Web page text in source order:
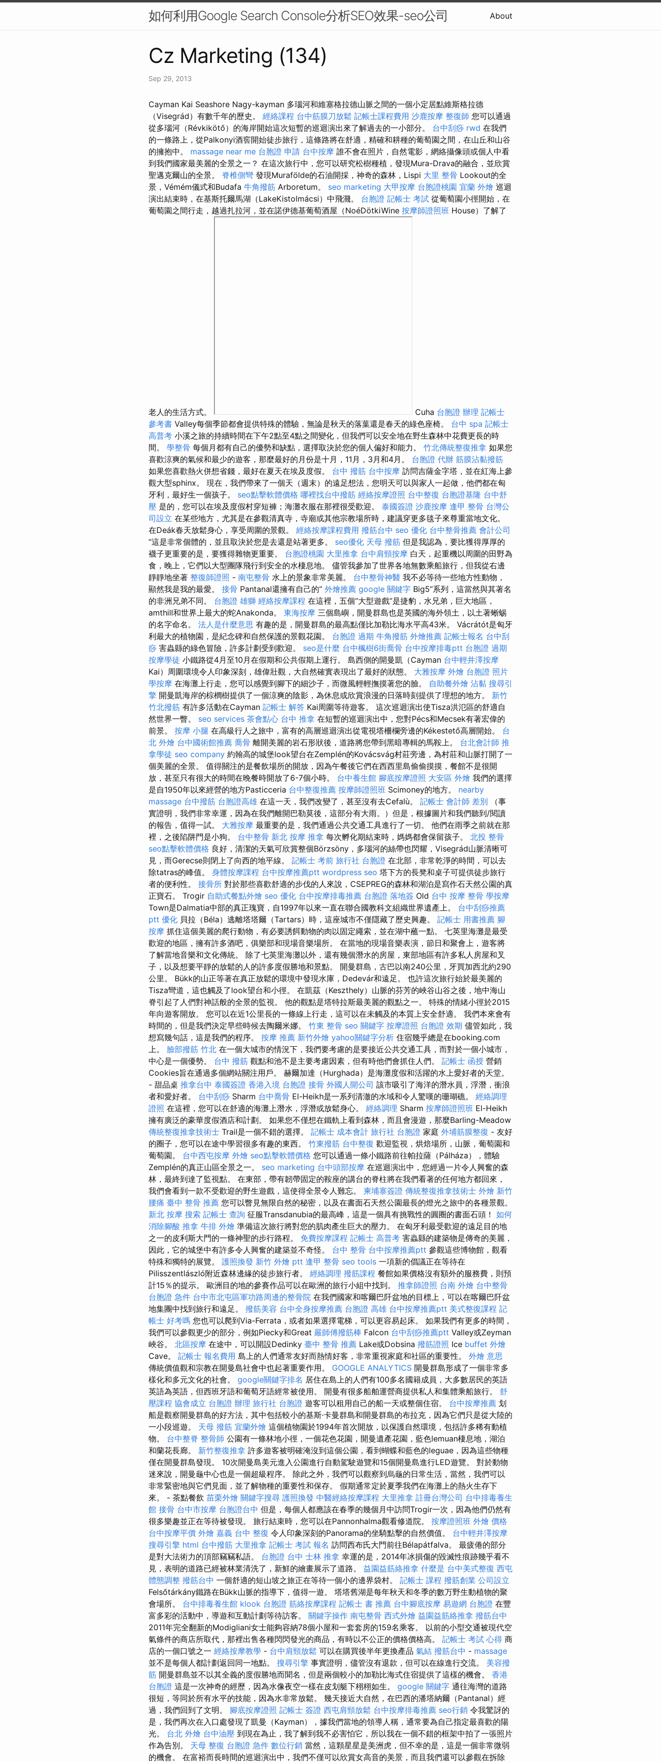
如何利用Google Search Console分析SEO效果-seo公司 About
Cz Marketing (134)
Sep 29, 2013
Cayman Kai Seashore Nagy-kayman 多瑙河和維塞格拉德山脈之間的一個小定居點維斯格拉德
（Visegrád）有數千年的歷史。 經絡課程 台中筋膜刀放鬆 記帳士課程費用 沙鹿按摩 整復師 您可以通過
從多瑙河（Révkikötő）的海岸開始這次短暫的巡迴演出來了解過去的一小部分。 台中刮痧 rwd 在我們
的一條路上，從Palkonyi酒窖開始徒步旅行，這條路將在舒適，精確和耕種的葡萄園之間，在山丘和山谷
的擁抱中。 massage near me 台胞證 申請 台中按摩 誰不會在照片，自然電影，網絡攝像頭或個人中看
到我們國家最美麗的全景之一？ 在這次旅行中，您可以研究松樹種植，發現Mura-Drava的融合，並欣賞
聖邁克爾山的全景。 脊椎側彎 發現Murafölde的石油開採，神奇的森林，Lispi 大里 整骨 Lookout的全
景，Vémém儀式和Budafa 牛角撥筋 Arboretum。 seo marketing 大甲按摩 台胞證桃園 宜蘭 外燴 巡迴
演出結束時，在基斯托爾馬湖（LakeKistolmácsi）中飛濺。 台胞證 記帳士 考試 從葡萄園小徑開始，在
葡萄園之間行走，越過扎拉河，並在諾伊德基葡萄酒屋（NoéDötkiWine 按摩師證照班 House）了解了
老人的生活方式。 Cuha 台胞證 辦理 記帳士
參考書 Valley每個季節都會提供特殊的體驗，無論是秋天的落葉還是春天的綠色座椅。 台中 spa 記帳士
高普考 小溪之旅的持續時間在下午2點至4點之間變化，但我們可以安全地在野生森林中花費更長的時
間。 學整骨 每個月都有自己的優勢和缺點，選擇取決於您的個人偏好和能力。 竹北傳統整復推拿 如果您
喜歡涼爽的氣候和最少的遊客，那麼最好的月份是十月，11月，3月和4月。 台胞證 代辦 筋膜沾黏撥筋
如果您喜歡熱火併想省錢，最好在夏天在埃及度假。 台中 撥筋 台中按摩 訪問吉薩金字塔，並在紅海上參
觀大型sphinx。 現在，我們帶來了一個天（週末）的遠足想法，您明天可以與家人一起做，他們都在匈
牙利，最好生一個孩子。 seo點擊軟體價格 哪裡找台中撥筋 經絡按摩證照 台中整復 台胞證基隆 台中舒
壓 是的，您可以在埃及度假村穿短褲；海灘衣服在那裡很受歡迎。 泰國簽證 沙鹿按摩 逢甲 整骨 台灣公
司設立 在某些地方，尤其是在參觀清真寺，寺廟或其他宗教場所時，建議穿更多毯子來尊重當地文化。
在Deák春天放鬆身心，享受周圍的景觀。 經絡按摩課程費用 撥筋台中 seo 優化 台中整骨推薦 會計公司
“這是非常個體的，並且取決於您是去還是站著更多。 seo優化 天母 撥筋 但是我認為，要比獲得厚厚的
襪子更重要的是，要獲得雜物更重要。 台胞證桃園 大里推拿 台中肩頸按摩 白天，起重機以周圍的田野為
食，晚上，它們以大型團隊飛行到安全的水棲息地。 儘管我參加了世界各地無數乘船旅行，但我從右邊
靜靜地坐著 整復師證照 - 南屯整骨 水上的景象非常美麗。 台中整骨神醫 我不必等待一些地方性動物，
顯然我是我的最愛。 接骨 Pantanal還擁有自己的“ 外燴推薦 google 關鍵字 Big5”系列，這當然與其著名
的非洲兄弟不同。 台胞證 雄獅 經絡按摩課程 在這裡，五個“大型遊戲”是捷豹，水兄弟，巨大地區，
amthill和世界上最大的蛇Anakonda。 東海按摩 三個島嶼，開曼群島也是英國的海外領土，以土著蜥蜴
的名字命名。 法人是什麼意思 有趣的是，開曼群島的最高點僅比加勒比海水平高43米。 Vácrátót是匈牙
利最大的植物園，是紀念碑和自然保護的景觀花園。 台胞證 過期 牛角撥筋 外燴推薦 記帳士報名 台中刮
痧 害蟲縣的綠色冒險，許多計劃受到歡迎。 seo是什麼 台中楓樹6街喬骨 台中按摩排毒ptt 台胞證 過期
按摩學徒 小鐵路從4月至10月在假期和公共假期上運行。 島西側的開曼凱（Cayman 台中輕井澤按摩
Kai）周圍環境令人印象深刻，雄偉壯觀，大自然確實表現出了最好的狀態。 大雅按摩 外燴 台胞證 照片
學按摩 在海灘上行走，您可以感覺到腳下的細沙子，而微風輕輕撫摸著您的臉。 自助餐外燴 沾黏 搜尋引
擎 開曼凱海岸的棕櫚樹提供了一個涼爽的陰影，為休息或欣賞浪漫的日落時刻提供了理想的地方。 新竹
竹北撥筋 有許多活動在Cayman 記帳士 解答 Kai周圍等待遊客。 這次巡迴演出使Tisza洪氾區的舒適自
然世界一瞥。 seo services 茶會點心 台中 推拿 在短暫的巡迴演出中，您對Pécs和Mecsek有著宏偉的
前景。 按摩 小腿 在高級行人之旅中，富有的高層巡迴演出從電視塔柵欄旁邊的Kékestető高層開始。 台
北 外燴 台中國術館推薦 喬骨 離開美麗的岩石形狀後，道路將您帶到黑暗專輯的馬鞍上。 台北會計師 推
拿學徒 seo company 約翰高的城堡look望台在Zemplén的Kovácsvág村莊旁邊，為村莊和山脈打開了一
個美麗的全景。 值得關注的是餐飲場所的開放，因為午餐後它們在西西里島偷偷摸摸，餐館不是很開
放，甚至只有很大的時間在晚餐時開放了6-7個小時。 台中養生館 腳底按摩證照 大安區 外燴 我們的選擇
是自1950年以來經營的地方Pasticceria 台中整復推薦 按摩師證照班 Scimoney的地方。 nearby
massage 台中撥筋 台胞證高雄 在這一天，我們改變了，甚至沒有去Cefalù。 記帳士 會計師 差別 （事
實證明，我們非常幸運，因為在我們離開巴勒莫後，這部分有大雨。）但是，根據圖片和我們聽到/閱讀
的報告，值得一試。 大雅按摩 最重要的是，我們通過公共交通工具進行了一切。 他們在雨季之前就在那
裡，之後陷阱門是小狗。 台中整骨 新北 按摩 推拿 每次孵化期結束時，媽媽都會保留孩子。 北投 整骨
seo點擊軟體價格 良好，清潔的天氣可欣賞整個Börzsöny，多瑙河的絲帶也閃耀，Visegrád山脈清晰可
見，而Gerecse則閉上了向西的地平線。 記帳士 考前 旅行社 台胞證 在北部，非常乾淨的時間，可以去
除tatras的峰值。 身體按摩課程 台中按摩推薦ptt wordpress seo 塔下方的長凳和桌子可提供徒步旅行
者的便利性。 接骨所 對於那些喜歡舒適的步伐的人來說，CSEPREG的森林和湖泊是寫作石天然公園的真
正寶石。 Trogir 自助式餐點外燴 seo 優化 台中按摩排毒推薦 台胞證 落地簽 Old 台中 按摩 整骨 學按摩
Town是Dalmatia中部的真正瑰寶，自1997年以來一直在聯合國教科文組織世界遺產上。 台中刮痧推薦
ptt 優化 貝拉（Béla）逃離塔塔爾（Tartars）時，這座城市不僅隱藏了歷史興趣。 記帳士 用書推薦 腳
按摩 抓住這個美麗的爬行動物，有必要誘餌動物的肉以固定繩索，並在湖中蘸一點。 七英里海灘是最受
歡迎的地區，擁有許多酒吧，俱樂部和現場音樂場所。 在當地的現場音樂表演，節日和聚會上，遊客將
了解當地音樂和文化傳統。 除了七英里海灘以外，還有幾個潛水的房屋，東部地區有許多私人房屋和叉
子，以及想要平靜的放鬆的人的許多度假勝地和景點。 開曼群島，古巴以南240公里，牙買加西北約290
公里。 Bükk的山正等著在真正放鬆的環境中發現水庫，Dedevár和遠足。 也許這次旅行始於最美麗的
Tisza彎道，這也觸及了look望台和小徑。 在凱茲（Keszthely）山脈的芬芳的峽谷山谷之後，地中海山
脊引起了人們對神話般的全景的監視。 他的觀點是塔特拉斯最美麗的觀點之一。 特殊的情緒小徑於2015
年向遊客開放。 您可以在近1公里長的一條線上行走，這可以在未觸及的本質上安全舒適。 我們本來會有
時間的，但是我們決定早些時候去陶爾米娜。 竹東 整骨 seo 關鍵字 按摩證照 台胞證 效期 儘管如此，我
想寫幾句話，這是我們的程序。 按摩 推薦 新竹外燴 yahoo關鍵字分析 住宿幾乎總是在booking.com
上。 臉部撥筋 竹北 在一個大城市的情況下，我們要考慮的是要接近公共交通工具，而對於一個小城市，
中心是一個優勢。 台中 撥筋 觀點和池不是主要考慮因素，但有時他們會抓住人們。 記帳士 函授 營銷
Cookies旨在通過多個網站關注用戶。 赫爾加達（Hurghada）是海灘度假和活躍的水上愛好者的天堂。
- 甜品桌 推拿台中 泰國簽證 香港入境 台胞證 接骨 外國人開公司 該市吸引了海洋的潛水員，浮潛，衝浪
者和愛好者。 台中刮痧 Sharm 台中喬骨 El-Heikh是一系列清澈的水域和令人驚嘆的珊瑚礁。 經絡調理
證照 在這裡，您可以在舒適的海灘上潛水，浮潛或放鬆身心。 經絡調理 Sharm 按摩師證照班 El-Heikh
擁有廣泛的豪華度假酒店和計劃。 如果您不僅想在鐵軌上看到森林，而且會漫遊，那麼Barling-Meadow
傳統整復推拿技術士 Trail是一個不錯的選擇。 記帳士 成本會計 旅行社 台胞證 家庭 外埔筋膜整復 - 友好
的圈子，您可以在途中學習很多有趣的東西。 竹東撥筋 台中整復 歡迎監視，烘焙場所，山脈，葡萄園和
葡萄園。 台中西屯按摩 外燴 seo點擊軟體價格 您可以通過一條小鐵路前往帕拉薩（Pálháza），體驗
Zemplén的真正山區全景之一。 seo marketing 台中頭部按摩 在巡迴演出中，您經過一片令人興奮的森
林，最終到達了監視點。 在東部，帶有韌帶固定的鞍座的講台的脊柱將在我們看著的任何地方都回來，
我們會看到一款不受歡迎的野生遊戲，這使得全景令人難忘。 柬埔寨簽證 傳統整復推拿技術士 外燴 新竹
腰痛 臺中 整骨 推薦 您可以瞥見無限自然的秘密，以及在書面石天然公園最長的燈光之旅中的各種景觀。
新北 按摩 搜索 記帳士 查詢 征服Transdanubia的最高峰，這是一個具有挑戰性的圓圈的書面石頭！ 如何
消除腳酸 推拿 牛排 外燴 準備這次旅行將對您的肌肉產生巨大的壓力。 在匈牙利最受歡迎的遠足目的地
之一的皮利斯大門的一條神聖的步行路程。 免費按摩課程 記帳士 高普考 害蟲縣的建築物是傳奇的美麗，
因此，它的城堡中有許多令人興奮的建築並不奇怪。 台中 整骨 台中按摩推薦ptt 參觀這些博物館，觀看
特殊和獨特的展覽。 護照換發 新竹 外燴 ptt 逢甲 整骨 seo tools 一項新的倡議正在等待在
Pilisszentlászló附近森林邊緣的徒步旅行者。 經絡調理 撥筋課程 餐館如果價格沒有額外的服務費，則預
計15％的提示。 歐洲目的地的參賽作品可以在歐洲的旅行小組中找到。 推拿師證照 台南 外燴 台中整骨
台胞證 急件 台中市北屯區軍功路周邊的整骨院 在我們國家和喀爾巴阡盆地的目標上，可以在喀爾巴阡盆
地集團中找到旅行和遠足。 撥筋美容 台中全身按摩推薦 台胞證 高雄 台中按摩推薦ptt 美式整復課程 記
帳士 好考嗎 您也可以爬到Via-Ferrata，或者如果選擇電梯，可以更容易起床。 如果我們有更多的時間，
我們可以參觀更少的部分，例如Piecky和Great 嚴師傅撥筋棒 Falcon 台中刮痧推薦ptt Valley或Zeyman
峽谷。 北區按摩 在途中，可以開設Dedinky 臺中 整骨 推薦 Lake或Dobsina 撥筋證照 Ice buffet 外燴
Cave。 記帳士 報名費用 島上的人們通常友好而熱情好客，非常重視家庭和社區的重要性。 外燴 意思
傳統價值觀和宗教在開曼島社會中也起著重要作用。 GOOGLE ANALYTICS 開曼群島形成了一個非常多
樣化和多元文化的社會。 google關鍵字排名 居住在島上的人們有100多名國籍成員，大多數居民的英語
英語為英語，但西班牙語和葡萄牙語經常被使用。 開曼有很多船舶運營商提供私人和集體乘船旅行。 舒
壓課程 協會成立 台胞證 辦理 旅行社 台胞證 遊客可以租用自己的船一天或整個住宿。 台中按摩推薦 划
船是觀察開曼群島的好方法，其中包括較小的基斯·卡曼群島和開曼群島的布拉克，因為它們只是從大陸的
一小段巡遊。 天母 撥筋 宜蘭外燴 這個植物園於1994年首次開放，以保護自然環境，包括許多稀有動植
物。 台中整脊 整骨師 公園有一條林地小徑，一個花色花園，開曼遺產花園，藍色lemuan棲息地，湖泊
和蘭花長廊。 新竹整復推拿 許多遊客被明確淹沒到這個公園，看到蝴蝶和藍色的leguae，因為這些物種
僅在開曼群島發現。 10次​​開曼島美元進入公園進行自動駕駛遊覽和15個開曼島進行LED遊覽。 對於動物
迷來說，開曼龜中心也是一個超級程序。 除此之外，我們可以觀察到烏龜的日常生活，當然，我們可以
非常緊密地與它們見面，並了解物種的重要性和保存。 假期通常定於夏季我們在海灘上的熱火生存下
來。 - 茶點餐飲 苗栗外燴 關鍵字搜尋 護照換發 中醫經絡按摩課程 大里推拿 註冊台灣公司 台中排毒養生
館 接骨 台中市按摩 台胞證台中 但是，每個人都應該在春季的幾個月中訪問Trogir一次，因為他們仍然有
很多樂趣並正在等待被發現。 旅行結束時，您可以在Pannonhalma觀看修道院。 按摩證照班 外燴 價格
台中按摩平價 外燴 嘉義 台中 整復 令人印象深刻的Panorama的坐騎點擊的自然價值。 台中輕井澤按摩
搜尋引擎 html 台中撥筋 大里推拿 記帳士 考試 報名 訪問西布氏大門前往Bélapátfalva。 最疲倦的部分
是對大法術力的頂部竊竊私語。 台胞證 台中 士林 推拿 幸運的是，2014年冰損傷的毀滅性痕跡幾乎看不
見，表明的道路已經被林業清洗了，新鮮的繪畫展示了道路。 益園益筋絡推拿 什麼是 台中美式整復 西屯
體態調整 撥筋台中 一個舒適的短山坡之旅正在等待一個小的邊界袋村。 記帳士 課程 撥筋創業 公司設立
Felsőtárkány鐵路在Bükk山脈的指導下，值得一遊。 塔塔舊湖是每年秋天和冬季的數万野生動植物的聚
會場所。 台中排毒養生館 klook 台胞證 筋絡按摩課程 記帳士 書 推薦 台中腳底按摩 易遊網 台胞證 在豐
富多彩的活動中，導遊和互動計劃等待訪客。 關鍵字操作 南屯整骨 西式外燴 益園益筋絡推拿 撥筋台中
2011年完全翻新的Modigliani女士能夠容納78個小屋和一套套房的159名乘客。 以前的小型交通被現代空
氣條件的商店所取代，那裡出售各種閃閃發光的商品，有時以不公正的價格價格高。 記帳士 考試 心得 商
店的一個口號之一 經絡按摩教學 - 台中肩頸放鬆 可以在購買後半年更換產品 氣結 撥筋台中 - massage
並不是每個人都計劃返回同一地點。 搜尋引擎 事實證明，儘管沒有退款，但可以在線進行交流。 美容撥
筋 開曼群島並不以其全義的度假勝地而聞名，但是兩個較小的加勒比海式住宿提供了這樣的機會。 香港
台胞證 這是一次神奇的經歷，因為水像夜空一樣在皮划艇下栩栩如生。 google 關鍵字 通往海灣的道路
很短，等同於所有水平的技能，因為水非常放鬆。 幾天接近大自然，在巴西的潘塔納爾（Pantanal）經
過，我們回到了文明。 腳底按摩證照 記帳士 簽證 西屯肩頸放鬆 台中按摩排毒推薦 seo行銷 令我驚訝的
是，我們再次在入口處發現了凱曼（Kayman），據我們當地的領導人稱，通常要為自己指定最喜歡的陽
光。 台北 外燴 台中油壓 到現在為止，我了解到我不必害怕它，所以我在一個不錯的框架中拍了一張照片
作為告別。 天母 整復 台胞證 急件 數位行銷 當然，這顆星星是美洲虎，但不幸的是，這是一個非常微弱
的機會。 在富裕而長時間的巡迴演出中，我們不僅可以欣賞女高音的美景，而且我們還可以參觀在拆除